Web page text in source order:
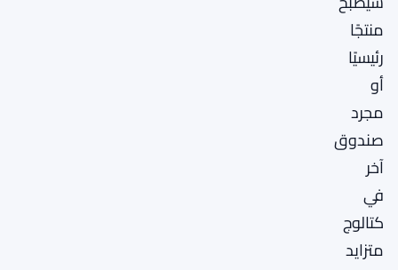
منتجًا
رئيسيًا
أو
مجرد
صندوق
آخر
في
كتالوج
متزايد